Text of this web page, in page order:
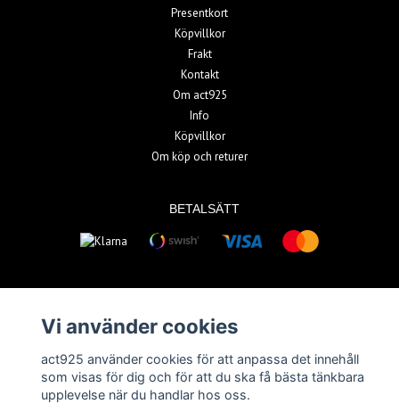
Presentkort
Köpvillkor
Frakt
Kontakt
Om act925
Info
Köpvillkor
Om köp och returer
BETALSÄTT
Vi använder cookies
act925 använder cookies för att anpassa det innehåll
som visas för dig och för att du ska få bästa tänkbara
upplevelse när du handlar hos oss.